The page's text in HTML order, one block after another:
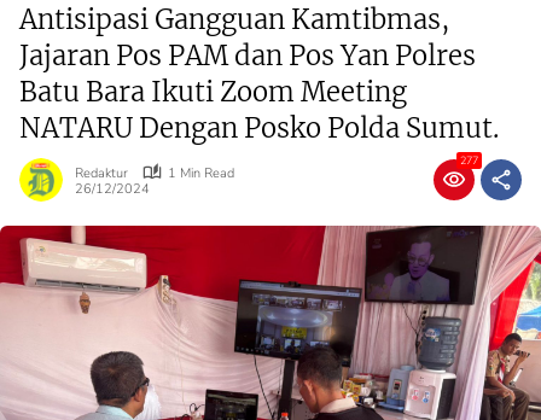
Antisipasi Gangguan Kamtibmas,
Jajaran Pos PAM dan Pos Yan Polres
Batu Bara Ikuti Zoom Meeting
NATARU Dengan Posko Polda Sumut.
Redaktur
1 Min Read
26/12/2024
277